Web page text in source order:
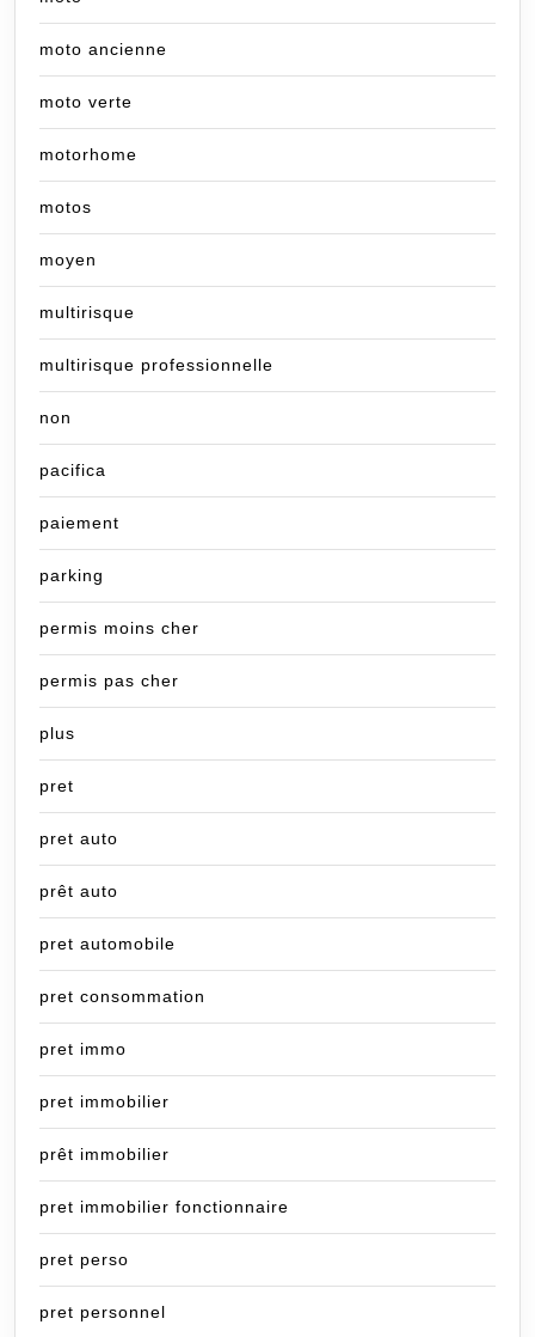
moto ancienne
moto verte
motorhome
motos
moyen
multirisque
multirisque professionnelle
non
pacifica
paiement
parking
permis moins cher
permis pas cher
plus
pret
pret auto
prêt auto
pret automobile
pret consommation
pret immo
pret immobilier
prêt immobilier
pret immobilier fonctionnaire
pret perso
pret personnel